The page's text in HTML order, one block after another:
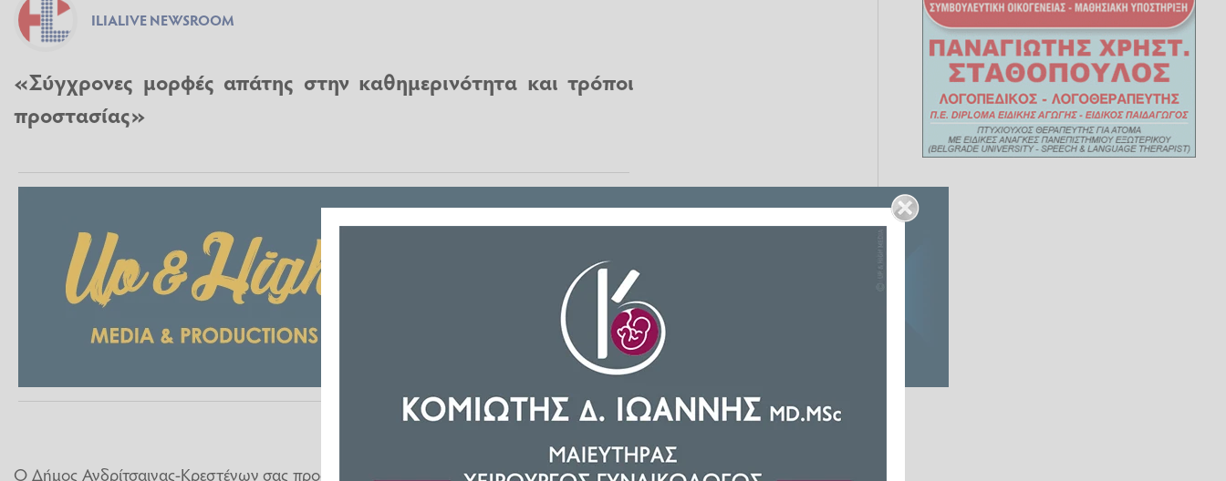
ILIALIVE NEWSROOM
«Σύγχρονες μορφές απάτης στην καθημερινότητα και τρόποι
προστασίας»
Ο Δήμος Ανδρίτσαινας-Κρεστένων σας προσκαλεί την Πέμπτη 11 Ιουνίου 2026 και ώρα